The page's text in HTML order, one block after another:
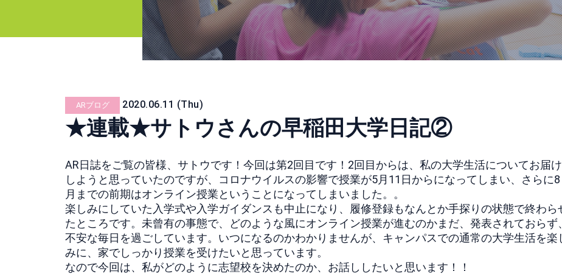
ARブログ 2020.06.11 (Thu)
★連載★サトウさんの早稲田大学日記②
AR日誌をご覧の皆様、サトウです！今回は第2回目です！ 2回目からは、 私の大学生活についてお届け
しようと思っていたのですが、 コロナウイルスの影響で授業が5月11日からになってしまい、 さらに8
月までの前期はオンライン授業ということになってしまい ました。。
楽しみにしていた入学式や入学ガイダンスも中止になり、 履修登録もなんとか手探りの状態で終わら
たところです。 未曾有の事態で、どのような風にオンライン授業が進むのかまだ、 発表されておらず、
不安な毎日を過ごしています。 いつになるのかわかりませんが、 キャンパスでの通常の大学生活を楽
みに、 家でしっかり授業を受けたいと思っています。
なので今回は、私がどのように志望校を決めたのか、 お話ししたいと思います！！